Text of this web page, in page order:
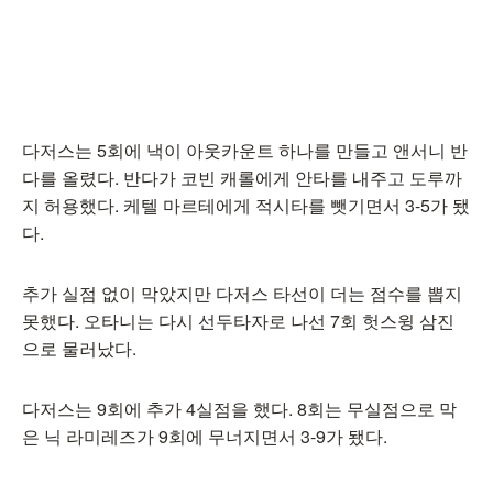
다저스는 5회에 낵이 아웃카운트 하나를 만들고 앤서니 반
다를 올렸다. 반다가 코빈 캐롤에게 안타를 내주고 도루까
지 허용했다. 케텔 마르테에게 적시타를 뺏기면서 3-5가 됐
다.
추가 실점 없이 막았지만 다저스 타선이 더는 점수를 뽑지
못했다. 오타니는 다시 선두타자로 나선 7회 헛스윙 삼진
으로 물러났다.
다저스는 9회에 추가 4실점을 했다. 8회는 무실점으로 막
은 닉 라미레즈가 9회에 무너지면서 3-9가 됐다.